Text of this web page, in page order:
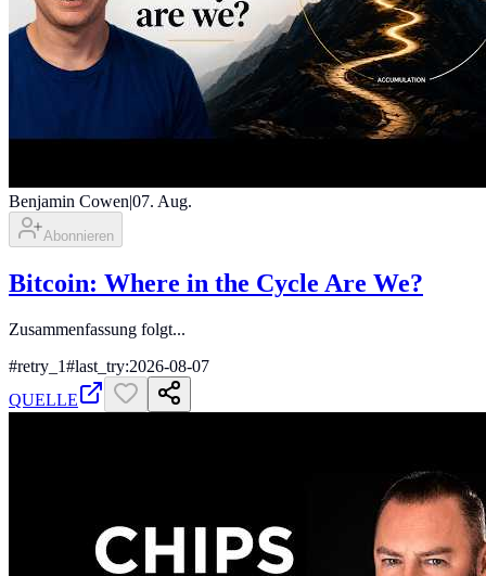
Benjamin Cowen|07. Aug.
Abonnieren
Bitcoin: Where in the Cycle Are We?
Zusammenfassung folgt...
#retry_1#last_try:2026-08-07
QUELLE